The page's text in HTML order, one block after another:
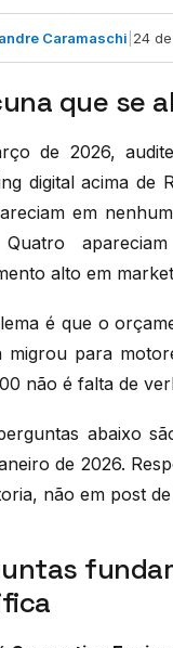
Caramaschi 24
que se
de 2026,
digital acima de
em
alto em
é que o
migrou para
não é falta de
abaixo
de 2026.
não em post